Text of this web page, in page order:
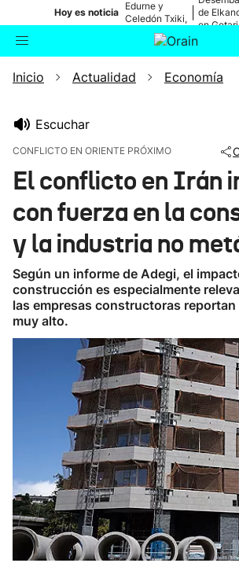
Hoy es noticia
Edurne y
Celedón Txiki,
en directo
de
en
Buscador Actualidad
Ikusmiran
Eguraldia
Inicio Actualidad Economía
Escuchar
CONFLICTO EN ORIENTE PRÓXIMO
El conflicto en Irán
con fuerza en la
y la industria no
Según un informe de Adegi, el
construcción es especialmente
las empresas constructoras
muy alto.